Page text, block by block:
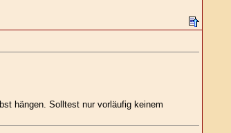
hängen. Solltest nur vorläufig keinem